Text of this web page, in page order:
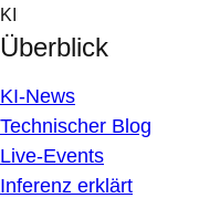
Skip
to
content
KI
Überblick
KI-News
Technischer Blog
Live-Events
Inferenz erklärt